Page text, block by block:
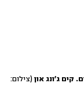
קים ג'ונג און (צילום: